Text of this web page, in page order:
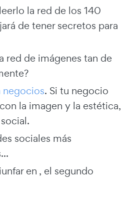
la red de los 140
de tener secretos para
red de imágenes tan de
negocios. Si tu negocio
la imagen y la estética,
sociales más
en , el segundo